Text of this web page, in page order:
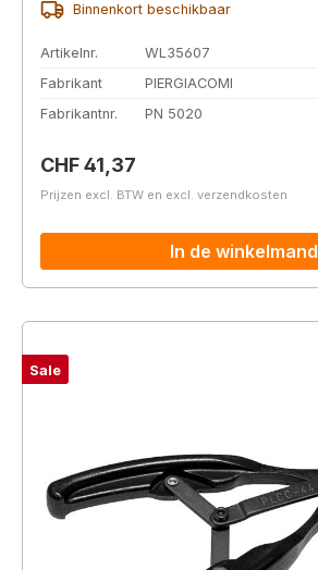
Binnenkort beschikbaar
Artikelnr.
WL35607
Fabrikant
PIERGIACOMI
Fabrikantnr.
PN 5020
Normale prijs:
CHF 41,37
Prijzen excl. BTW en excl. verzendkosten
In de winkelmand
Sale